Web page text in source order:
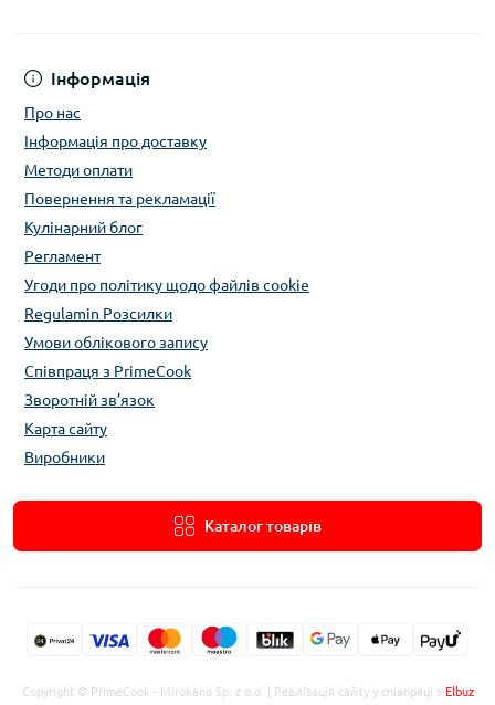
Інформація
Про нас
Інформація про доставку
Методи оплати
Повернення та рекламації
Кулінарний блог
Регламент
Угоди про політику щодо файлів cookie
Regulamin Розсилки
Умови облікового запису
Співпраця з PrimeCook
Зворотній зв’язок
Карта сайту
Виробники
Каталог товарів
Copyright © PrimeCook - Mirokana Sp. z o.o. | Реалізація сайту у співпраці з Elbuz